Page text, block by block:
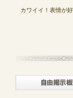
カワイイ！表情が